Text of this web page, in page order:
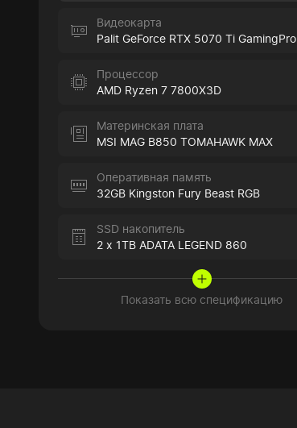
Видеокарта
Palit GeForce RTX 5070 Ti GamingPro
Процессор
AMD Ryzen 7 7800X3D
Материнская плата
MSI MAG B850 TOMAHAWK MAX
Оперативная память
32GB Kingston Fury Beast RGB
SSD накопитель
2 x 1TB ADATA LEGEND 860
Показать всю спецификацию